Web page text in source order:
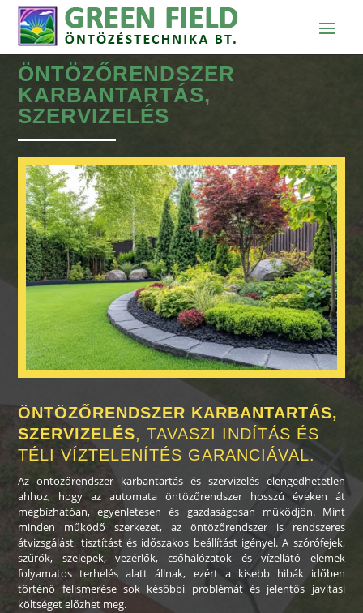
ÖNTÖZŐRENDSZER
KARBANTARTÁS,
SZERVIZELÉS
ÖNTÖZŐRENDSZER KARBANTARTÁS,
SZERVIZELÉS, TAVASZI INDÍTÁS ÉS
TÉLI VÍZTELENÍTÉS GARANCIÁVAL.
Az öntözőrendszer karbantartás és szervizelés elengedhetetlen
ahhoz, hogy az automata öntözőrendszer hosszú éveken át
megbízhatóan, egyenletesen és gazdaságosan működjön. Mint
minden működő szerkezet, az öntözőrendszer is rendszeres
átvizsgálást, tisztítást és időszakos beállítást igényel. A szórófejek,
szűrők, szelepek, vezérlők, csőhálózatok és vízellátó elemek
folyamatos terhelés alatt állnak, ezért a kisebb hibák időben
történő felismerése sok későbbi problémát és jelentős javítási
költséget előzhet meg.